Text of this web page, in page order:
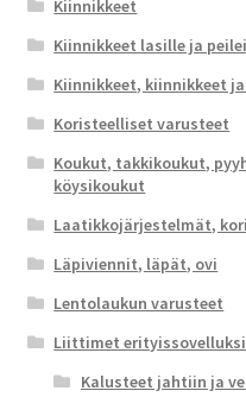
Kiinnikkeet
Kiinnikkeet lasille ja
Kiinnikkeet, kiinnikkeet
Koristeelliset varusteet
Koukut, takkikoukut,
köysikoukut
Laatikkojärjestelmät,
Läpiviennit, läpät, ovi
Lentolaukun varusteet
Liittimet
Kalusteet jahtiin ja